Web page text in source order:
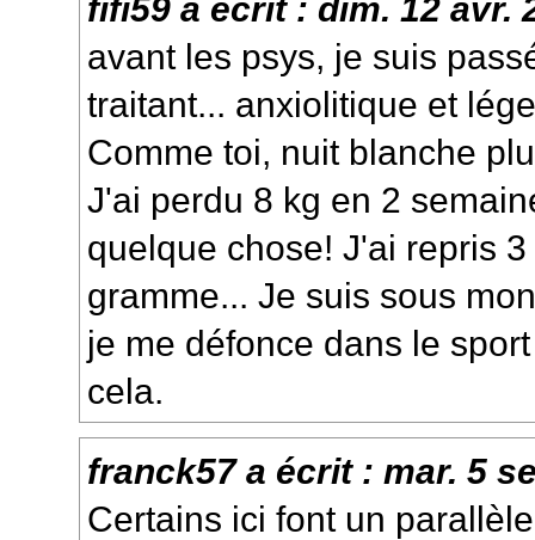
avant les psys, je suis
traitant... anxiolitique et
Comme toi, nuit blanche
J'ai perdu 8 kg en 2
quelque chose! J'ai repris
gramme... Je suis sous
je me défonce dans le
cela.
franck57a écrit : mar. 5
Certains ici font un